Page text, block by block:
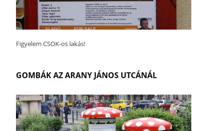
Figyelem CSOK-os lakás!
GOMBÁK AZ ARANY JÁNOS UTCÁNÁL